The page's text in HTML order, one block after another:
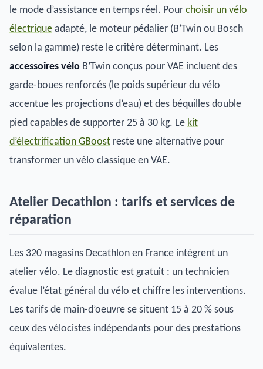
le mode d’assistance en temps réel. Pour choisir un vélo
électrique adapté, le moteur pédalier (B’Twin ou Bosch
selon la gamme) reste le critère déterminant. Les
accessoires vélo B’Twin conçus pour VAE incluent des
garde-boues renforcés (le poids supérieur du vélo
accentue les projections d’eau) et des béquilles double
pied capables de supporter 25 à 30 kg. Le kit
d’électrification GBoost reste une alternative pour
transformer un vélo classique en VAE.
Atelier Decathlon : tarifs et services de
réparation
Les 320 magasins Decathlon en France intègrent un
atelier vélo. Le diagnostic est gratuit : un technicien
évalue l’état général du vélo et chiffre les interventions.
Les tarifs de main-d’oeuvre se situent 15 à 20 % sous
ceux des vélocistes indépendants pour des prestations
équivalentes.